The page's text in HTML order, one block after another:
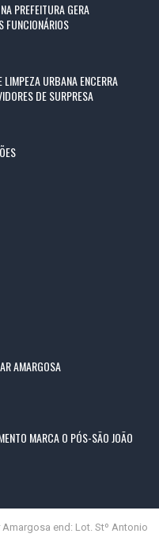
PREFEITURA GERA
FUNCIONÁRIOS
URBANA ENCERRA
DE SURPRESA
AMARGOSA
MARCA O PÓS-SÃO JOÃO
Amargosa end: Lot. Stº Antonio